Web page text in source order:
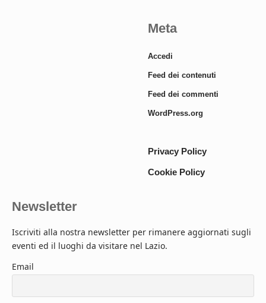
Meta
Accedi
Feed dei contenuti
Feed dei commenti
WordPress.org
Privacy Policy
Cookie Policy
Newsletter
Iscriviti alla nostra newsletter per rimanere aggiornati sugli
eventi ed il luoghi da visitare nel Lazio.
Email